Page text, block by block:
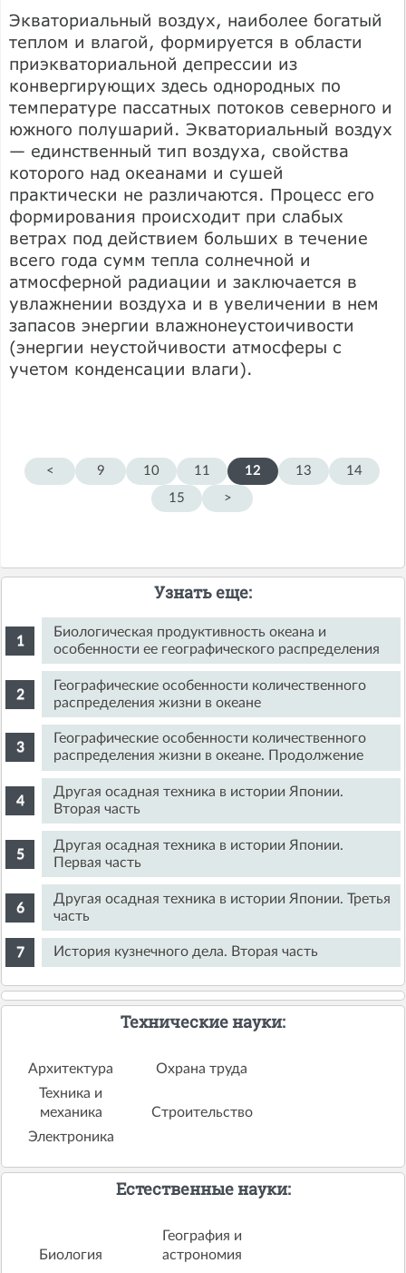
Экваториальный воздух, наиболее богатый
теплом и влагой, формируется в области
приэкваториальной депрессии из
конвергирующих здесь однородных по
температуре пассатных потоков северного и
южного полушарий. Экваториальный воздух
— единственный тип воздуха, свойства
которого над океанами и сушей
практически не различаются. Процесс его
формирования происходит при слабых
ветрах под действием больших в течение
всего года сумм тепла солнечной и
атмосферной радиации и заключается в
увлажнении воздуха и в увеличении в нем
запасов энергии влажнонеустоичивости
(энергии неустойчивости атмосферы с
учетом конденсации влаги).
< 9 10 11 12 13
14
15
>
Узнать еще:
Биологическая продуктивность океана и
особенности ее географического распределения
Географические особенности количественного
распределения жизни в океане
Географические особенности количественного
распределения жизни в океане. Продолжение
Другая осадная техника в истории Японии.
Вторая часть
Другая осадная техника в истории Японии.
Первая часть
Другая осадная техника в истории Японии. Третья
часть
История кузнечного дела. Вторая часть
Технические науки:
Архитектура
Охрана труда
Техника и
механика
Строительство
Электроника
Естественные науки:
Биология
География и
астрономия